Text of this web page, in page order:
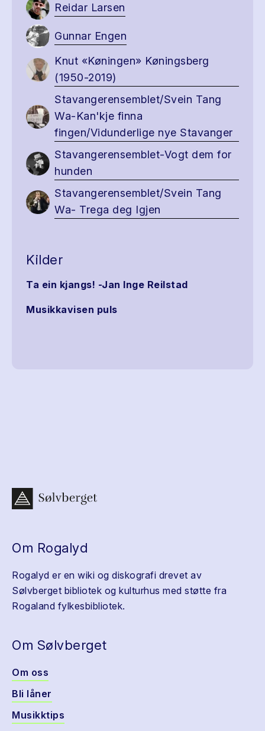
Reidar Larsen
Gunnar Engen
Knut «Køningen» Køningsberg
(1950-2019)
Stavangerensemblet/Svein Tang
Wa-Kan'kje finna
fingen/Vidunderlige nye Stavanger
Stavangerensemblet-Vogt dem for
hunden
Stavangerensemblet/Svein Tang
Wa- Trega deg Igjen
Kilder
Ta ein kjangs! -Jan Inge Reilstad
Musikkavisen puls
Om Rogalyd
Rogalyd er en wiki og diskografi drevet av
Sølvberget bibliotek og kulturhus med støtte fra
Rogaland fylkesbibliotek.
Om Sølvberget
Om oss
Bli låner
Musikktips